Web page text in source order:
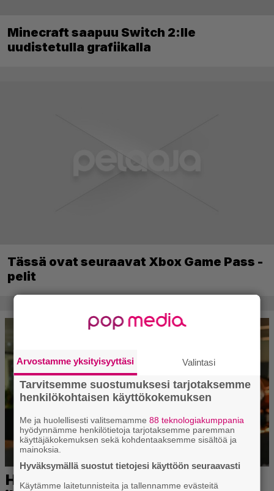
Minecraft saapuu Switch 2:lle
uudistetulla grafiikalla
Tässä ovat seuraavat Xbox Game Pass -
pelit
Arvostamme yksityisyyttäsi Valintasi
Tarvitsemme suostumuksesi tarjotaksemme
henkilökohtaisen käyttökokemuksen
Me ja huolellisesti valitsemamme88 teknologiakumppania
hyödynnämme henkilötietoja tarjotaksemme paremman
käyttäjäkokemuksen sekä kohdentaaksemme sisältöä ja
mainoksia.
Hyväksymällä suostut tietojesi käyttöön seuraavasti
Käytämme laitetunnisteita ja tallennamme evästeitä